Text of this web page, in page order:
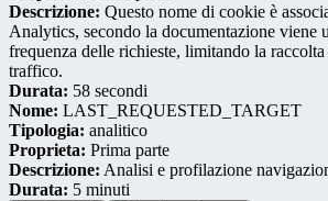
Descrizione: Questo nome di cookie è
Analytics, secondo la documentazione viene
frequenza delle richieste, limitando la
traffico.
Durata: 58 secondi
Nome: LAST_REQUESTED_TARGET
Tipologia: analitico
Proprieta: Prima parte
Descrizione: Analisi e profilazione
Durata: 5 minuti